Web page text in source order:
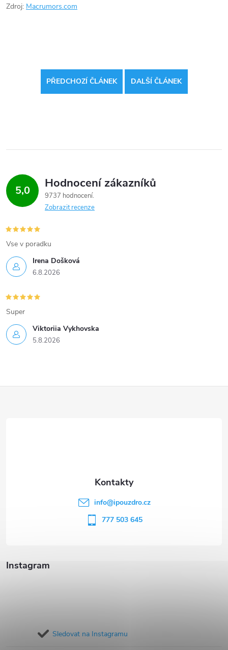
Zdroj: Macrumors.com
PŘEDCHOZÍ ČLÁNEK DALŠÍ ČLÁNEK
5,0 Hodnocení zákazníků
9737 hodnocení
Zobrazit recenze
Irena Došková
6.8.2026
Vse v poradku
Viktoriia Vykhovska
5.8.2026
Super
Instagram
Sledovat na Instagramu
info@ipouzdro.cz
777 503 645